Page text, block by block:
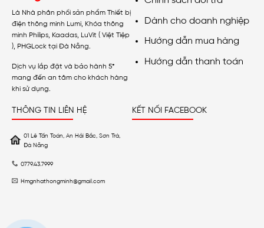
Là Nhà phân phối sản phẩm Thiết bị
điện thông minh Lumi, Khóa thông
minh Philips, Kaadas, LuVit ( Việt Tiệp
), PHGLock tại Đà Nẵng.
Dịch vụ lắp đặt và bảo hành 5*
mang đến an tâm cho khách hàng
khi sử dụng.
Dành cho doanh nghiệp
Hướng dẫn mua hàng
Hướng dẫn thanh toán
THÔNG TIN LIÊN HỆ
01 Lê Tấn Toán, An Hải Bắc, Sơn Trà,
Đà Nẵng
0779.43.7999
Hmgnhathongminh@gmail.com
KẾT NỐI FACEBOOK